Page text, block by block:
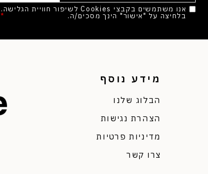
אנו משתמשים בקבצי Cookies לשיפור חוויית הגלישה.
בלחיצה על "אישור" הינך מסכים/ה. *
מידע נוסף
הבלוג שלנו
הצהרת נגישות
מדיניות פרטיות
צרו קשר